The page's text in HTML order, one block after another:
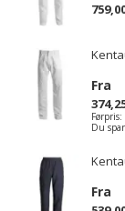
Fra
Førpris:
Du
Fra